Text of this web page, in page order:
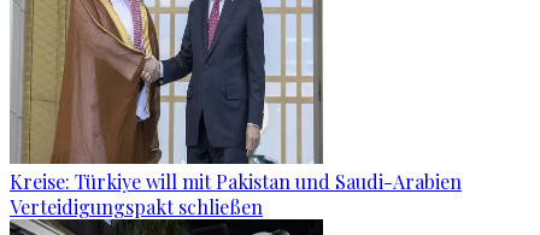
Kreise: Türkiye will mit Pakistan und Saudi-Arabien
Verteidigungspakt schließen